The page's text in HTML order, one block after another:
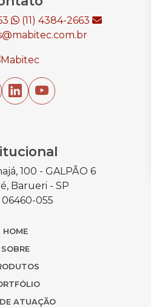
(11) 4384-2663
100 - GALPÃO 6
Barueri - SP
06460-055
HOME
SOBRE
ATUAÇÃO